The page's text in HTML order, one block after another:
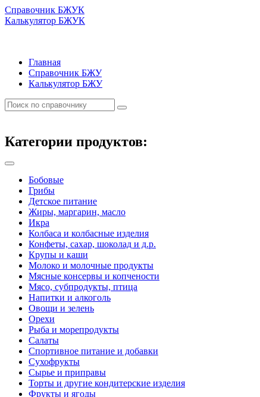
Справочник БЖУК
Калькулятор БЖУК
Главная
Справочник БЖУ
Калькулятор БЖУ
Категории продуктов:
Бобовые
Грибы
Детское питание
Жиры, маргарин, масло
Икра
Колбаса и колбасные изделия
Конфеты, сахар, шоколад и д.р.
Крупы и каши
Молоко и молочные продукты
Мясные консервы и копчености
Мясо, субпродукты, птица
Напитки и алкоголь
Овощи и зелень
Орехи
Рыба и морепродукты
Салаты
Спортивное питание и добавки
Сухофрукты
Сырье и приправы
Торты и другие кондитерские изделия
Фрукты и ягоды